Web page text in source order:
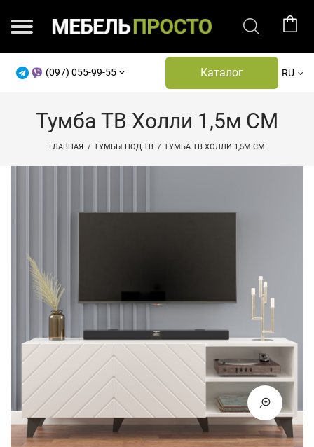
(097) 055-99-55 Каталог RU
Тумба ТВ Холли 1,5м СМ
ГЛАВНАЯ ТУМБЫ ПОД ТВ ТУМБА ТВ ХОЛЛИ 1,5М СМ